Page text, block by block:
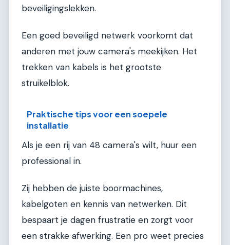
beveiligingslekken.
Een goed beveiligd netwerk voorkomt dat
anderen met jouw camera's meekijken. Het
trekken van kabels is het grootste
struikelblok.
Praktische tips voor een soepele
installatie
Als je een rij van 48 camera's wilt, huur een
professional in.
Zij hebben de juiste boormachines,
kabelgoten en kennis van netwerken. Dit
bespaart je dagen frustratie en zorgt voor
een strakke afwerking. Een pro weet precies